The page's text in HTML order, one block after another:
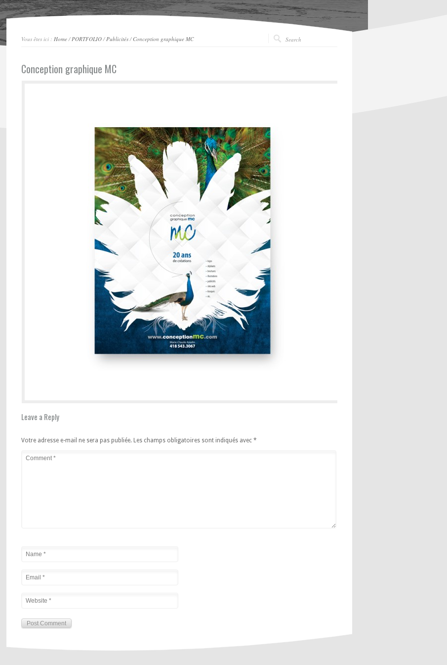
Vous êtes ici : Home/PORTFOLIO/Publicités/Conception graphique MC
Conception graphique MC
Leave a Reply
Votre adresse e-mail ne sera pas publiée. Les champs obligatoires sont indiqués avec *